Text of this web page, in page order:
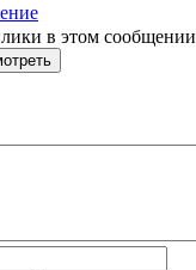
в этом сообщении